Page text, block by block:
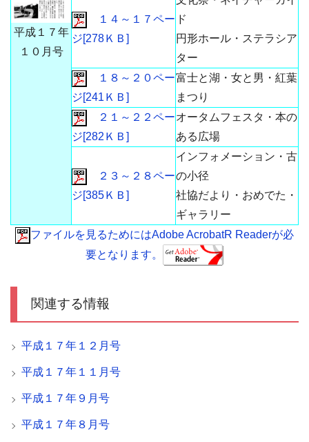
平成１７年
１０月号
１４～１７ペー
ジ[278ＫＢ]
ド
円形ホール・ステラシア
ター
１８～２０ペー
ジ[241ＫＢ]
富士と湖・女と男・紅葉
まつり
２１～２２ペー
ジ[282ＫＢ]
オータムフェスタ・本の
ある広場
２３～２８ペー
ジ[385ＫＢ]
インフォメーション・古
の小径
社協だより・おめでた・
ギャラリー
ファイルを見るためにはAdobe AcrobatR Readerが必
要となります。
関連する情報
平成１７年１２月号
平成１７年１１月号
平成１７年９月号
平成１７年８月号